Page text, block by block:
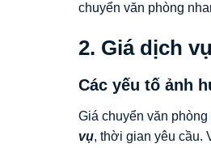
chuyển văn phòng
2. Giá dịch
Các yếu tố ảnh
Giá chuyển văn
vụ, thời gian yêu cầu.